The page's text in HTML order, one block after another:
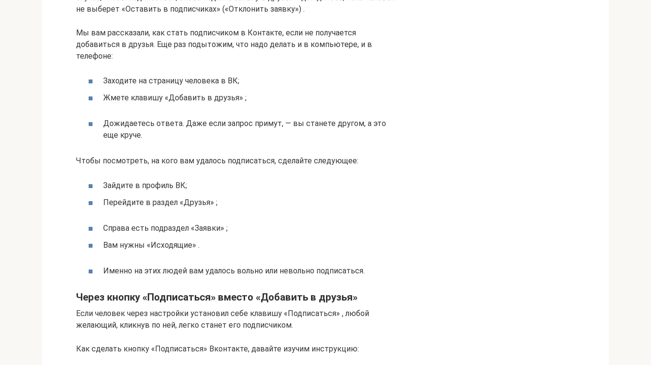
не выберет «Оставить в подписчиках» («Отклонить заявку») .
Мы вам рассказали, как стать подписчиком в Контакте, если не получается
добавиться в друзья. Еще раз подытожим, что надо делать и в компьютере, и в
телефоне:
Заходите на страницу человека в ВК;
Жмете клавишу «Добавить в друзья» ;
Дожидаетесь ответа. Даже если запрос примут, — вы станете другом, а это
еще круче.
Чтобы посмотреть, на кого вам удалось подписаться, сделайте следующее:
Зайдите в профиль ВК;
Перейдите в раздел «Друзья» ;
Справа есть подраздел «Заявки» ;
Вам нужны «Исходящие» .
Именно на этих людей вам удалось вольно или невольно подписаться.
Через кнопку «Подписаться» вместо «Добавить в друзья»
Если человек через настройки установил себе клавишу «Подписаться» , любой
желающий, кликнув по ней, легко станет его подписчиком.
Как сделать кнопку «Подписаться» Вконтакте, давайте изучим инструкцию: